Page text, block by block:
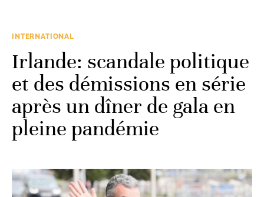
INTERNATIONAL
Irlande: scandale politique
et des démissions en série
après un dîner de gala en
pleine pandémie